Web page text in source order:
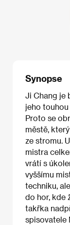
Synopse
Ji Chang je
jeho touhou
Proto se
městě,
ze stromu.
mistra
vrátí s
vyššímu
techniku,
do hor, kde
takřka
spisovatele